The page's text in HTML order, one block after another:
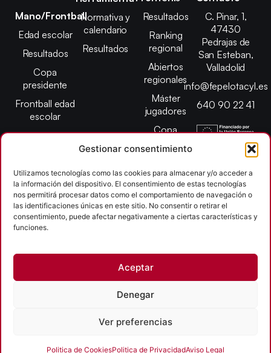
Gestionar consentimiento
Utilizamos tecnologías como las cookies para almacenar y/o acceder a
la información del dispositivo. El consentimiento de estas tecnologías
nos permitirá procesar datos como el comportamiento de navegación o
las identificaciones únicas en este sitio. No consentir o retirar el
consentimiento, puede afectar negativamente a ciertas características y
funciones.
Aceptar
Denegar
Ver preferencias
Politica de CookiesPolitica de PrivacidadAviso Legal
Mano/Frontball
Edad escolar
Resultados
Copa
presidente
Frontball edad
escolar
Normativa y
calendario
Resultados
Resultados
Ranking
regional
Abiertos
regionales
Máster
jugadores
Copa
presidente
escolar
Campeonato
provincial
León
C. Pinar, 1,
47430
Pedrajas de
San Esteban,
Valladolid
info@fepelotacyl.es
640 90 22 41
Copyright © 2026
Federación Pelota Castilla y León | FePelotaCyL
| Desarrollado porTOOOLS
Accesibilidad